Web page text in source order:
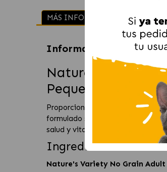
MÁS INFORMACIÓN
Información sobre
Nature's Variety
Pequeño
Proporciona a tu perro adulto de
formulado sin cereales y
salud y vitalidad de tu mascota.
Ingredientes
Nature's Variety No Grain